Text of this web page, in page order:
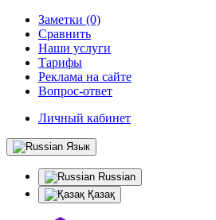
Заметки (0)
Сравнить
Наши услуги
Тарифы
Реклама на сайте
Вопрос-ответ
Личный кабинет
Язык
Russian
Қазақ